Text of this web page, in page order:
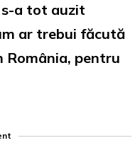
s-a tot auzit
ar trebui făcută
România, pentru